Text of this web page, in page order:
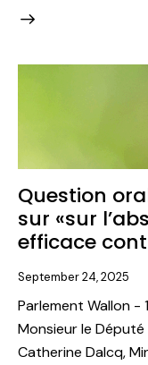
Question
sur «sur
efficace
September 24, 2025
Parlement Wallon -
Monsieur le
Catherine Dalcq,